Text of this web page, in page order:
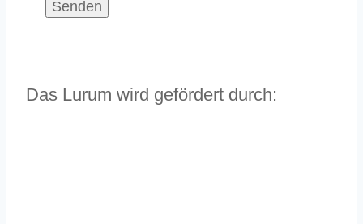
Das Lurum wird gefördert durch: